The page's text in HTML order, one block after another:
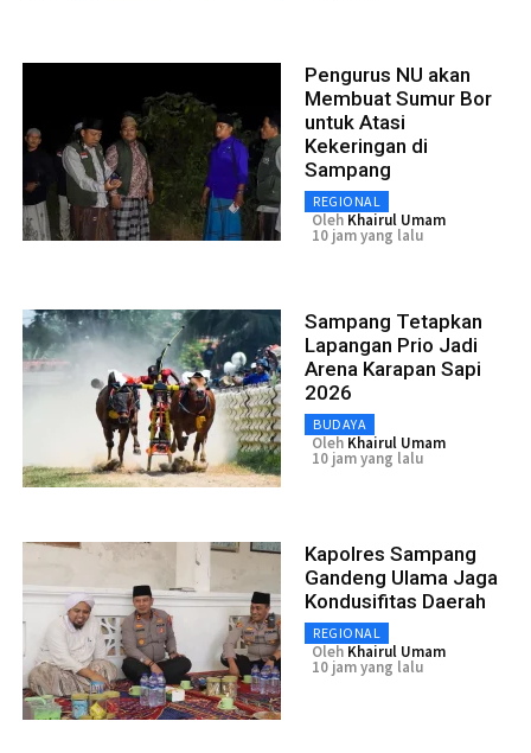
Pengurus NU akan
Membuat Sumur Bor
untuk Atasi
Kekeringan di
Sampang
REGIONAL
Oleh Khairul Umam
10 jam yang lalu
Sampang Tetapkan
Lapangan Prio Jadi
Arena Karapan Sapi
2026
BUDAYA
Oleh Khairul Umam
10 jam yang lalu
Kapolres Sampang
Gandeng Ulama Jaga
Kondusifitas Daerah
REGIONAL
Oleh Khairul Umam
10 jam yang lalu